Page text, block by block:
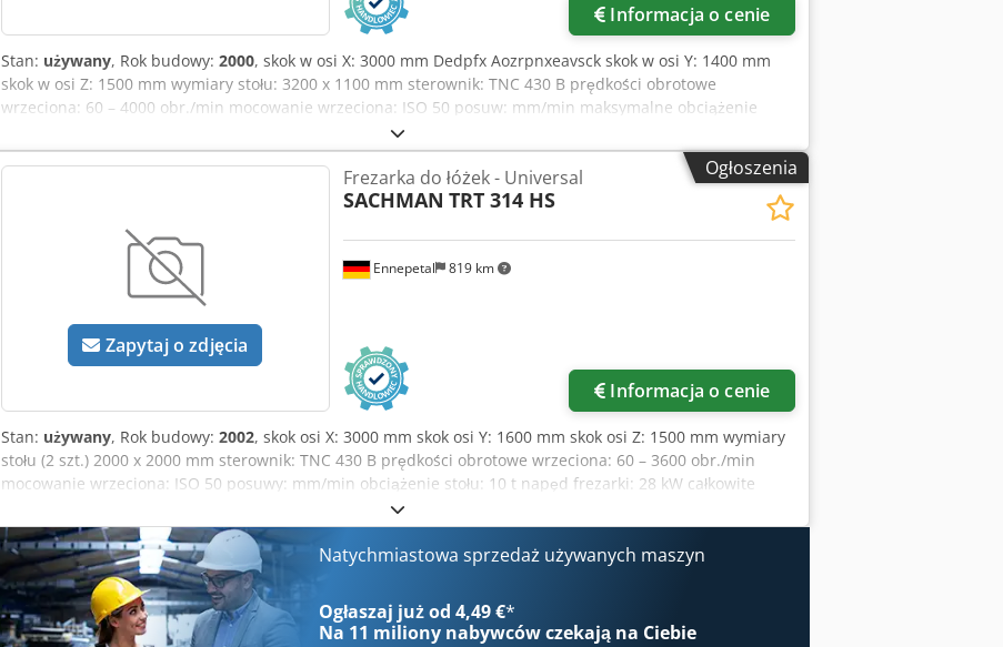
Informacja o cenie
Stan: używany, Rok budowy: 2000, skok w osi X: 3000 mm Dedpfx Aozrpnxeavsck skok w osi Y: 1400 mm
skok w osi Z: 1500 mm wymiary stołu: 3200 x 1100 mm sterownik: TNC 430 B prędkości obrotowe
wrzeciona: 60 – 4000 obr./min mocowanie wrzeciona: ISO 50 posuw: mm/min maksymalne obciążenie
stołu: 10 t moc napędu frezarki: 24 kW wysięg: 1229 mm całkowite zapotrzebowanie mocy: 50 kW masa
maszyny: ok. 22 t wymagane miejsce: ok. 6,5 x 3 x 3 m sterownik: Heidenhain TNC 430 B, cyfrowy.
Uniwersalna głowica frezarska jest automatycznie obrotowa i odchylana w krokach co 1,5°. Maszyna
wyposażona jest w 20-pozycyjny, automatyczny zmieniacz narzędzi, transporter wiórów, adaptowalny,
szybki wrzecion (30 000 obr./min) oraz chłodzenie mgłą. Czas pracy maszyny w trybie programowania: 25
Ogłoszenia
Zapytaj o zdjęcia
Ennepetal 819 km
Frezarka do łóżek - Universal
SACHMAN TRT 314 HS
Informacja o cenie
Stan: używany, Rok budowy: 2002, skok osi X: 3000 mm skok osi Y: 1600 mm skok osi Z: 1500 mm wymiary
stołu (2 szt.) 2000 x 2000 mm sterownik: TNC 430 B prędkości obrotowe wrzeciona: 60 – 3600 obr./min
mocowanie wrzeciona: ISO 50 posuwy: mm/min obciążenie stołu: 10 t napęd frezarki: 28 kW całkowite
zapotrzebowanie na moc: 48 kW masa maszyny: ok. 47 t wymagane miejsce: ok. 6,5 x 3 x 3 m sterownik:
Heidenhain TNC 430 B, cyfrowy. Maszyna posiada 6 sterowanych osi: X/Y/Z, oś C do obrotu stołem oraz
osie A i B typu Gabelkopf. Maszyna wyposażona w wewnętrzny układ chłodzenia (IKZ), 40-pozycyjny
automatyczny zmieniacz narzędzi, transporter wiórów, szybkowrzecionowy wrzecion (30 000 obr./min)
oraz 2 palety. Czas pracy maszyny w trybie programowym: 22 347 godzin. Dsdjzrpnropfx Aavsck
Natychmiastowa sprzedaż używanych maszyn
Ogłaszaj już od 4,49 €*
Na 11 miliony nabywcówczekają na Ciebie